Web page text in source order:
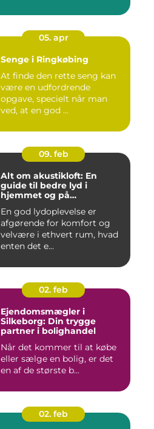
05. apr
Senge i Ringkøbing
At finde den rette seng kan
være en udfordrende
opgave, specielt når man
ved, at en god ...
09. feb
Alt om akustikloft: En
guide til bedre lyd i
hjemmet og på
En god lydoplevelse er
afgørende for komfort og
velvære i ethvert rum, hvad
enten det e...
02. feb
Ejendomsmægler i
Silkeborg: Din trygge
partner i bolighandel
Når det kommer til at købe
eller sælge en bolig, er det
en af de største b...
02. feb